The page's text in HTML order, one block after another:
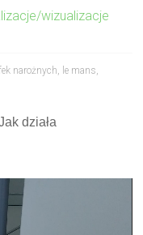
wizualizacje
narożnych, le mans,
działa